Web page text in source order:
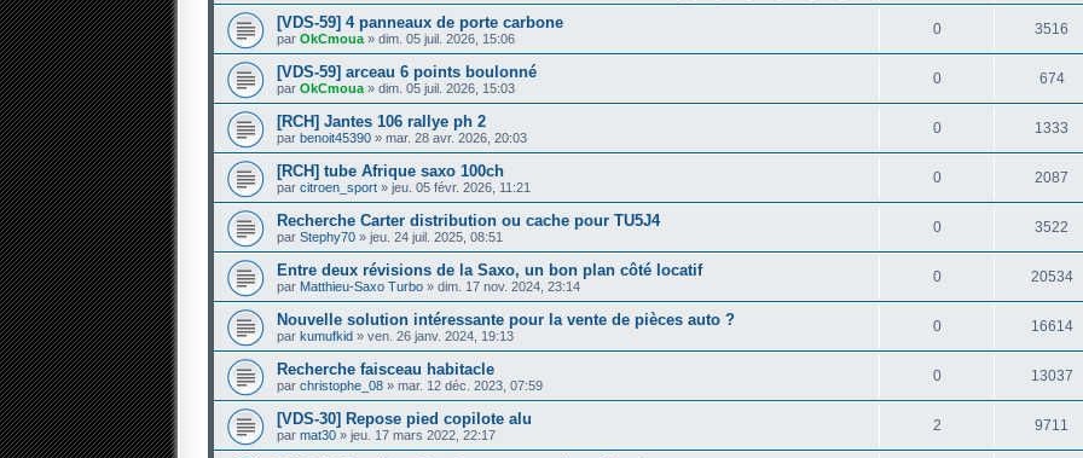
[VDS-59] 4 panneaux de porte carbone
par OkCmoua » dim. 05 juil. 2026, 15:06
0 3516
[VDS-59] arceau 6 points boulonné
par OkCmoua » dim. 05 juil. 2026, 15:03
0 674
[RCH] Jantes 106 rallye ph 2
par benoit45390 » mar. 28 avr. 2026, 20:03
0 1333
[RCH] tube Afrique saxo 100ch
par citroen_sport » jeu. 05 févr. 2026, 11:21
0 2087
Recherche Carter distribution ou cache pour TU5J4
par Stephy70 » jeu. 24 juil. 2025, 08:51
0 3522
Entre deux révisions de la Saxo, un bon plan côté locatif
par Matthieu-Saxo Turbo » dim. 17 nov. 2024, 23:14
0 20534
Nouvelle solution intéressante pour la vente de pièces auto ?
par kumufkid » ven. 26 janv. 2024, 19:13
0 16614
Recherche faisceau habitacle
par christophe_08 » mar. 12 déc. 2023, 07:59
0 13037
[VDS-30] Repose pied copilote alu
par mat30 » jeu. 17 mars 2022, 22:17
2 9711